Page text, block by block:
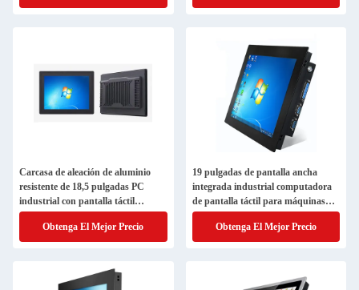
Carcasa de aleación de aluminio
resistente de 18,5 pulgadas PC
industrial con pantalla táctil
resistiva
Obtenga El Mejor Precio
19 pulgadas de pantalla ancha
integrada industrial computadora
de pantalla táctil para máquinas
expendedoras automáticas
Obtenga El Mejor Precio